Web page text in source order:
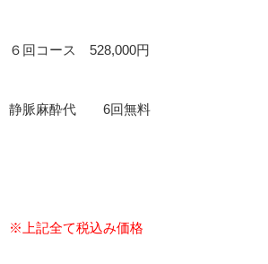
６回コース 528,000円
静脈麻酔代 6回無料
※上記全て税込み価格